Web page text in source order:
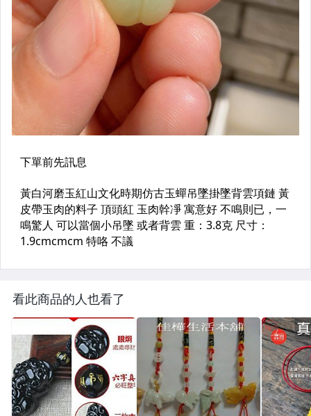
看此商品的人也看了